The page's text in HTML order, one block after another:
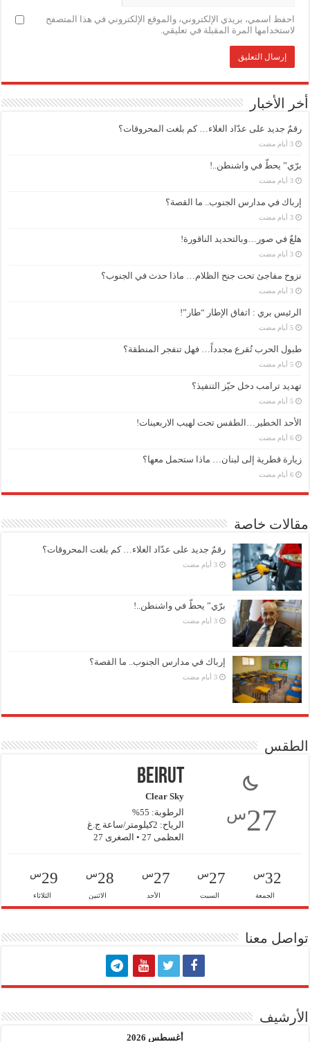
احفظ اسمي، بريدي الإلكتروني، والموقع الإلكتروني في هذا المتصفح
لاستخدامها المرة المقبلة في تعليقي.
أخر الأخبار
رقمٌ جديد على عدّاد الغلاء… كم بلغت المحروقات؟
‏3 أيام مضت
برّي” يحطّ في واشنطن..!
‏3 أيام مضت
إرباك في مدارس الجنوب.. ما القصة؟
‏3 أيام مضت
هلعٌ في صور…وبالتحديد الناقورة!
‏3 أيام مضت
نزوح مفاجئ تحت جنح الظلام… ماذا حدث في الجنوب؟
‏3 أيام مضت
الرئيس بري : اتفاق الإطار “طار”!
‏5 أيام مضت
طبول الحرب تُقرع مجدداً… فهل تنفجر المنطقة؟
‏5 أيام مضت
تهديد ترامب دخل حيّز التنفيذ؟
‏5 أيام مضت
الأحد الخطير…الطقس تحت لهيب الاربعينات!
‏6 أيام مضت
زيارة قطرية إلى لبنان… ماذا ستحمل معها؟
‏6 أيام مضت
مقالات خاصة
رقمٌ جديد على عدّاد الغلاء… كم بلغت المحروقات؟
‏3 أيام مضت
برّي” يحطّ في واشنطن..!
‏3 أيام مضت
إرباك في مدارس الجنوب.. ما القصة؟
‏3 أيام مضت
الطقس
27س
Beirut
Clear Sky
الرطوبة: 55%
الرياح: 2كيلومتر/ساعة ج.غ
العظمى 27 • الصغرى 27
32س
الجمعة
27س
السبت
27س
الأحد
28س
الاثنين
29س
الثلاثاء
تواصل معنا
الأرشيف
أغسطس 2026